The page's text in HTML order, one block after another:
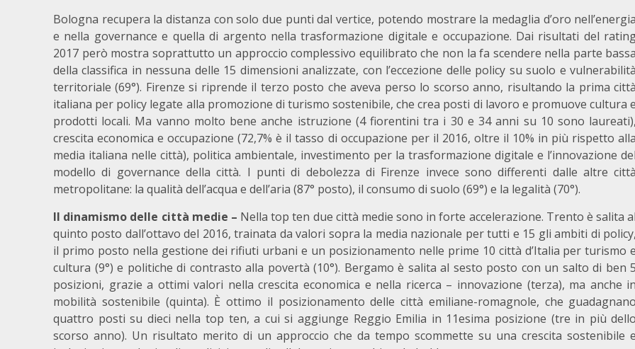
Bologna recupera la distanza con solo due punti dal vertice, potendo mostrare la medaglia d’oro nell’energia
e nella governance e quella di argento nella trasformazione digitale e occupazione. Dai risultati del
2017 però mostra soprattutto un approccio complessivo equilibrato che non la fa scendere nella parte bassa
della classifica in nessuna delle 15 dimensioni analizzate, con l’eccezione delle policy su suolo e vulnerabilità
territoriale (69°). Firenze si riprende il terzo posto che aveva perso lo scorso anno, risultando la prima città
italiana per policy legate alla promozione di turismo sostenibile, che crea posti di lavoro e promuove cultura e
prodotti locali. Ma vanno molto bene anche istruzione (4 fiorentini tra i 30 e 34 anni su 10 sono laureati),
crescita economica e occupazione (72,7% è il tasso di occupazione per il 2016, oltre il 10% in più rispetto alla
media italiana nelle città), politica ambientale, investimento per la trasformazione digitale e l’innovazione del
modello di governance della città. I punti di debolezza di Firenze invece sono differenti dalle altre città
metropolitane: la qualità dell’acqua e dell’aria (87° posto), il consumo di suolo (69°) e la legalità (70°).
Il dinamismo delle città medie – Nella top ten due città medie sono in forte accelerazione. Trento è salita al
quinto posto dall’ottavo del 2016, trainata da valori sopra la media nazionale per tutti e 15 gli ambiti di policy,
il primo posto nella gestione dei rifiuti urbani e un posizionamento nelle prime 10 città d’Italia per turismo e
cultura (9°) e politiche di contrasto alla povertà (10°). Bergamo è salita al sesto posto con un salto di ben 5
posizioni, grazie a ottimi valori nella crescita economica e nella ricerca – innovazione (terza), ma anche in
mobilità sostenibile (quinta). È ottimo il posizionamento delle città emiliane-romagnole, che guadagnano
quattro posti su dieci nella top ten, a cui si aggiunge Reggio Emilia in 11esima posizione (tre in più dello
scorso anno). Un risultato merito di un approccio che da tempo scommette su una crescita sostenibile e